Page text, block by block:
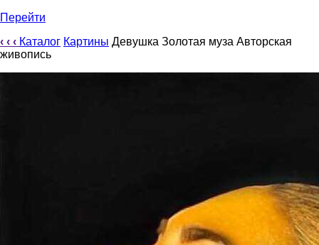
Перейти
‹ ‹ ‹ Каталог Картины Девушка Золотая муза Авторская
живопись